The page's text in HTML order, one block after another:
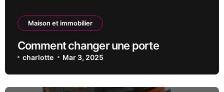
Maison et immobilier
Comment changer une porte
charlotte Mar 3, 2025